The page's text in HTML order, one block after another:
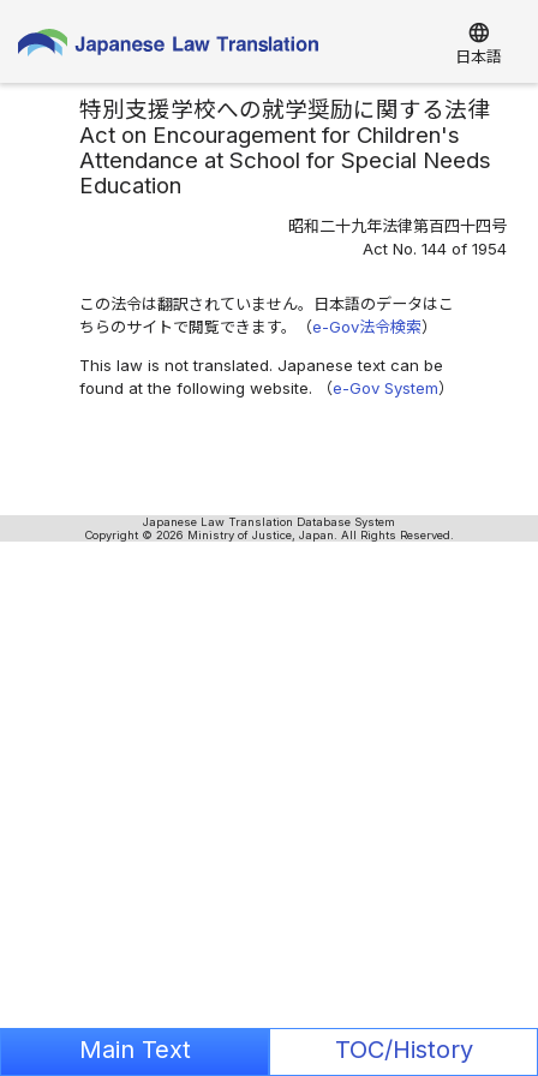
language
日本語
特別支援学校への就学奨励に関する法律
Act on Encouragement for Children's
Attendance at School for Special Needs
Education
昭和二十九年法律第百四十四号
Act No. 144 of 1954
この法令は翻訳されていません。日本語のデータはこ
ちらのサイトで閲覧できます。（e-Gov法令検索）
This law is not translated. Japanese text can be
found at the following website. （e-Gov System）
Japanese Law Translation Database System
Copyright © 2026 Ministry of Justice, Japan. All Rights Reserved.
Main Text TOC/History